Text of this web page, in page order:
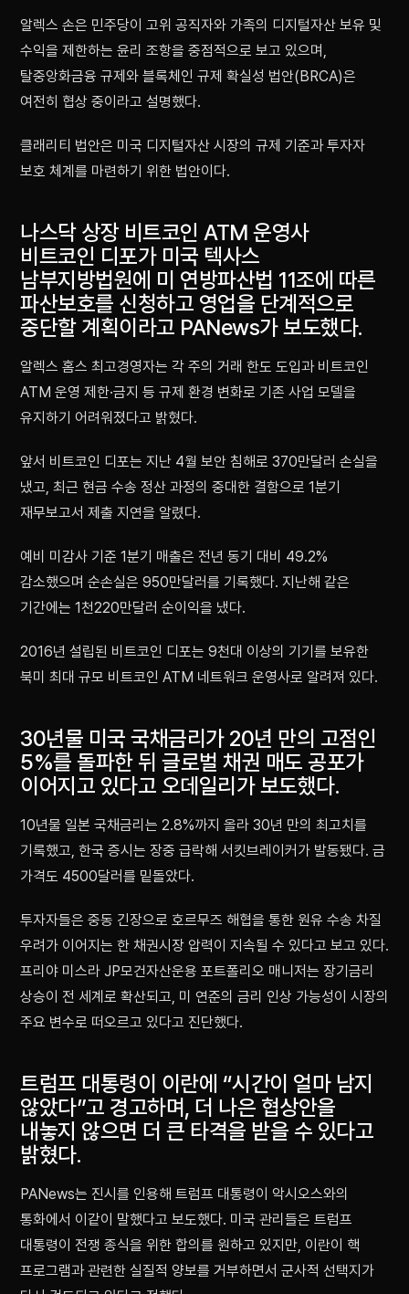
알렉스 손은 민주당이 고위 공직자와 가족의 디지털자산 보유 및
수익을 제한하는 윤리 조항을 중점적으로 보고 있으며,
탈중앙화금융 규제와 블록체인 규제 확실성 법안(BRCA)은
여전히 협상 중이라고 설명했다.
클래리티 법안은 미국 디지털자산 시장의 규제 기준과 투자자
보호 체계를 마련하기 위한 법안이다.
나스닥 상장 비트코인 ATM 운영사
비트코인 디포가 미국 텍사스
남부지방법원에 미 연방파산법 11조에 따른
파산보호를 신청하고 영업을 단계적으로
중단할 계획이라고 PANews가 보도했다.
알렉스 홈스 최고경영자는 각 주의 거래 한도 도입과 비트코인
ATM 운영 제한·금지 등 규제 환경 변화로 기존 사업 모델을
유지하기 어려워졌다고 밝혔다.
앞서 비트코인 디포는 지난 4월 보안 침해로 370만달러 손실을
냈고, 최근 현금 수송 정산 과정의 중대한 결함으로 1분기
재무보고서 제출 지연을 알렸다.
예비 미감사 기준 1분기 매출은 전년 동기 대비 49.2%
감소했으며 순손실은 950만달러를 기록했다. 지난해 같은
기간에는 1천220만달러 순이익을 냈다.
2016년 설립된 비트코인 디포는 9천대 이상의 기기를 보유한
북미 최대 규모 비트코인 ATM 네트워크 운영사로 알려져 있다.
30년물 미국 국채금리가 20년 만의 고점인
5%를 돌파한 뒤 글로벌 채권 매도 공포가
이어지고 있다고 오데일리가 보도했다.
10년물 일본 국채금리는 2.8%까지 올라 30년 만의 최고치를
기록했고, 한국 증시는 장중 급락해 서킷브레이커가 발동됐다. 금
가격도 4500달러를 밑돌았다.
투자자들은 중동 긴장으로 호르무즈 해협을 통한 원유 수송 차질
우려가 이어지는 한 채권시장 압력이 지속될 수 있다고 보고 있다.
프리야 미스라 JP모건자산운용 포트폴리오 매니저는 장기금리
상승이 전 세계로 확산되고, 미 연준의 금리 인상 가능성이 시장의
주요 변수로 떠오르고 있다고 진단했다.
트럼프 대통령이 이란에 “시간이 얼마 남지
않았다”고 경고하며, 더 나은 협상안을
내놓지 않으면 더 큰 타격을 받을 수 있다고
밝혔다.
PANews는 진시를 인용해 트럼프 대통령이 악시오스와의
통화에서 이같이 말했다고 보도했다. 미국 관리들은 트럼프
대통령이 전쟁 종식을 위한 합의를 원하고 있지만, 이란이 핵
프로그램과 관련한 실질적 양보를 거부하면서 군사적 선택지가